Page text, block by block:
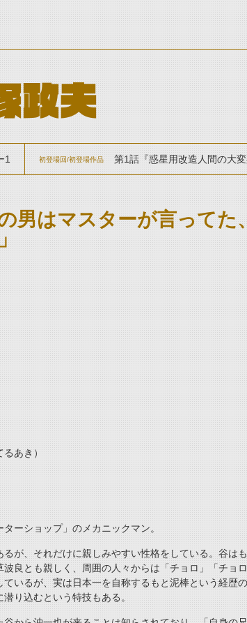
政夫
1 初登場回/初登場作品 第1話『惑星用改造人間の大
男はマスターが言ってた
あき）
ーショップ」のメカニックマン。
が、それだけに親しみやすい性格をしている。谷は
良とも親しく、周囲の人々からは「チョロ」「チョ
いるが、実は日本一を自称するもと泥棒という経歴
り込むという特技もある。